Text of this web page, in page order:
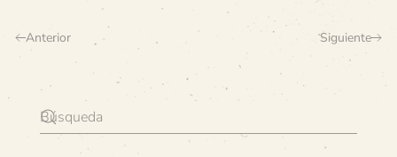
Anterior Siguiente